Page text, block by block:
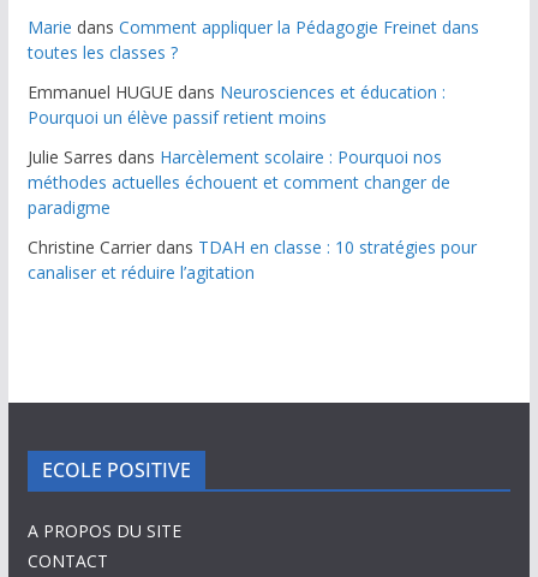
Marie dans Comment appliquer la Pédagogie Freinet dans
toutes les classes ?
Emmanuel HUGUEdans Neurosciences et éducation :
Pourquoi un élève passif retient moins
Julie Sarres dans Harcèlement scolaire : Pourquoi nos
méthodes actuelles échouent et comment changer de
paradigme
Christine Carrierdans TDAH en classe : 10 stratégies pour
canaliser et réduire l’agitation
ECOLE POSITIVE
A PROPOS DU SITE
CONTACT